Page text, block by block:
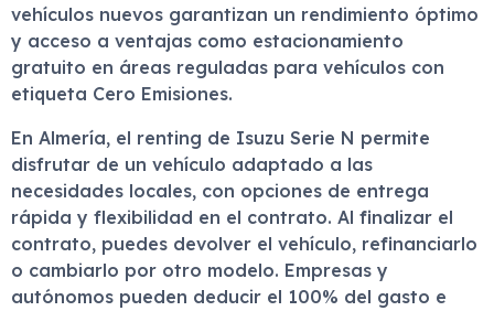
vehículos nuevos garantizan un rendimiento óptimo
y acceso a ventajas como estacionamiento
gratuito en áreas reguladas para vehículos con
etiqueta Cero Emisiones.
En Almería, el renting de Isuzu Serie N permite
disfrutar de un vehículo adaptado a las
necesidades locales, con opciones de entrega
rápida y flexibilidad en el contrato. Al finalizar el
contrato, puedes devolver el vehículo, refinanciarlo
o cambiarlo por otro modelo. Empresas y
autónomos pueden deducir el 100% del gasto e